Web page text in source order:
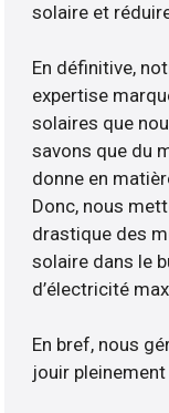
solaire et
En définitive,
expertise
solaires que
savons que du
donne en
Donc, nous
drastique des
solaire dans le
d’électricité
En bref, nous
jouir